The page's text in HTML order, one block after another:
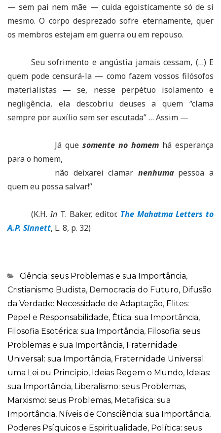
— sem pai nem mãe — cuida egoisticamente só de si
mesmo. O corpo desprezado sofre eternamente, quer
os membros estejam em guerra ou em repouso.
Seu sofrimento e angústia jamais cessam, (…) E
quem pode censurá-la — como fazem vossos filósofos
materialistas — se, nesse perpétuo isolamento e
negligência, ela descobriu deuses a quem “clama
sempre por auxílio sem ser escutada” … Assim —
Já que somente no homem há esperança
para o homem,
não deixarei clamar nenhumapessoa a
quem eu possa salvar!”
(K.H.In T. Baker, editor. The Mahatma Letters to
A.P. Sinnett, L. 8, p. 32)
Categorias
Ciência: seus Problemas e sua Importância,
Cristianismo Budista, Democracia do Futuro, Difusão
da Verdade: Necessidade de Adaptação, Elites:
Papel e Responsabilidade, Ética: sua Importância,
Filosofia Esotérica: sua Importância, Filosofia: seus
Problemas e sua Importância, Fraternidade
Universal: sua Importância, Fraternidade Universal:
uma Lei ou Princípio, Ideias Regem o Mundo, Ideias:
sua Importância, Liberalismo: seus Problemas,
Marxismo: seus Problemas, Metafisica: sua
Importância, Níveis de Consciência: sua Importância,
Poderes Psíquicos e Espiritualidade, Política: seus